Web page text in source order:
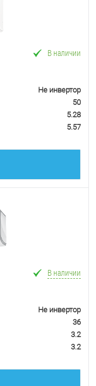
В наличии
Не инвертор
50
5.28
5.57
В наличии
Не инвертор
36
3.2
3.2